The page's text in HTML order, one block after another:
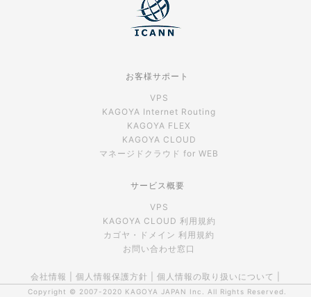
お客様サポート
VPS
KAGOYA Internet Routing
KAGOYA FLEX
KAGOYA CLOUD
マネージドクラウド for WEB
サービス概要
VPS
KAGOYA CLOUD 利用規約
カゴヤ・ドメイン 利用規約
お問い合わせ窓口
会社情報 個人情報保護方針 個人情報の取り扱いについて
Copyright © 2007-2020 KAGOYA JAPAN Inc. All Rights Reserved.